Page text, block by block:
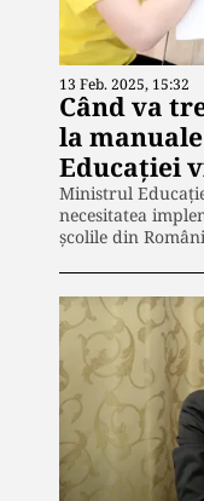
13 Feb. 2025, 15:32
Când va
la
Educației
Ministrul
necesitatea
școlile din